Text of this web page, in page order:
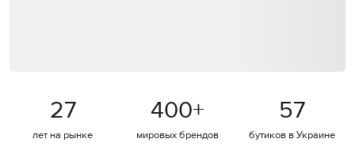
27
лет на рынке
400+
мировых брендов
57
бутиков в Украине